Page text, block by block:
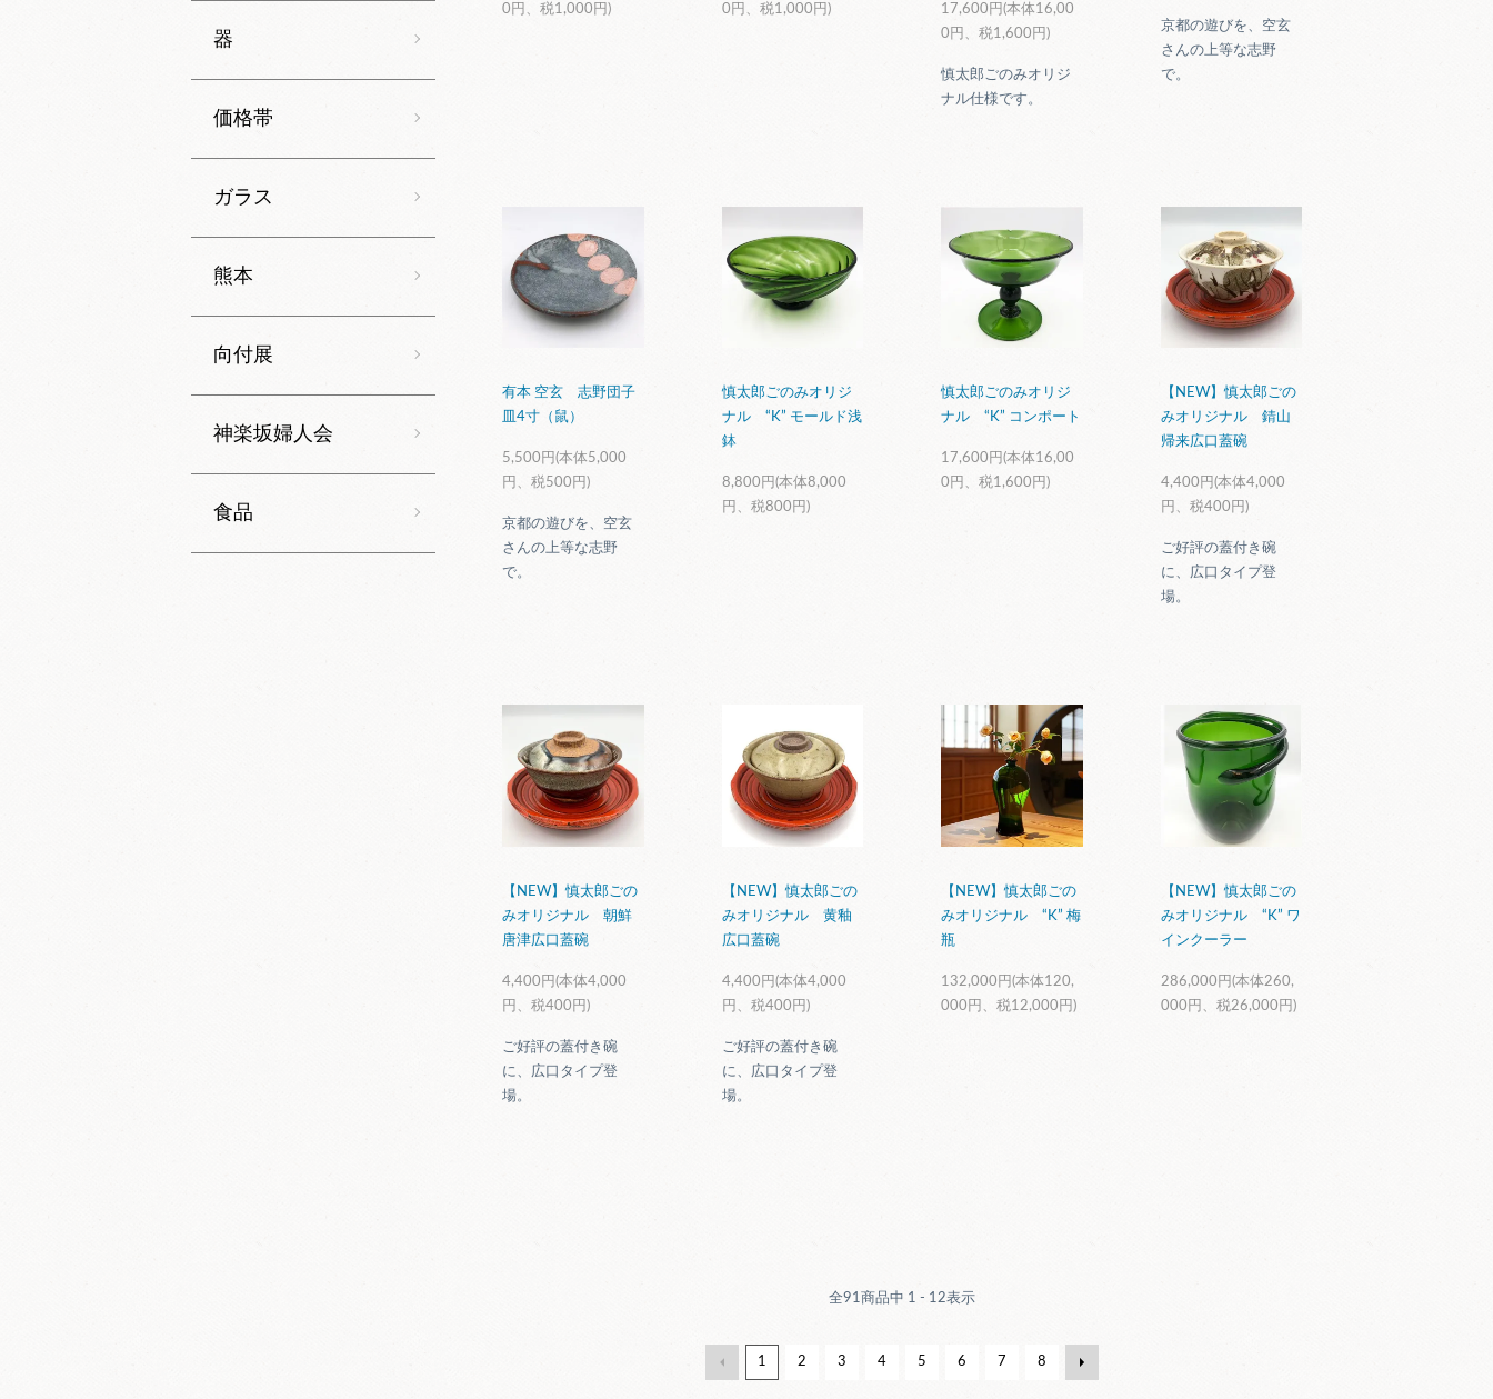
0円、税1,000円)
0円、税1,000円)
17,600円(本体16,00
0円、税1,600円)
慎太郎ごのみオリジ
ナル仕様です。
京都の遊びを、空玄
さんの上等な志野
で。
有本 空玄 志野団子
皿4寸（鼠）
5,500円(本体5,000
円、税500円)
京都の遊びを、空玄
さんの上等な志野
で。
慎太郎ごのみオリジ
ナル “K” モールド浅
鉢
8,800円(本体8,000
円、税800円)
慎太郎ごのみオリジ
ナル “K” コンポート
17,600円(本体16,00
0円、税1,600円)
【NEW】慎太郎ごの
みオリジナル 錆山
帰来広口蓋碗
4,400円(本体4,000
円、税400円)
ご好評の蓋付き碗
に、広口タイプ登
場。
【NEW】慎太郎ごの
みオリジナル 朝鮮
唐津広口蓋碗
4,400円(本体4,000
円、税400円)
ご好評の蓋付き碗
に、広口タイプ登
場。
【NEW】慎太郎ごの
みオリジナル 黄釉
広口蓋碗
4,400円(本体4,000
円、税400円)
ご好評の蓋付き碗
に、広口タイプ登
場。
【NEW】慎太郎ごの
みオリジナル “K” 梅
瓶
132,000円(本体120,
000円、税12,000円)
【NEW】慎太郎ごの
みオリジナル “K” ワ
インクーラー
286,000円(本体260,
000円、税26,000円)
全91 商品中 1 - 12表示
1 2 3 4 5 6 7 8
器
価格帯
ガラス
熊本
向付展
神楽坂婦人会
食品